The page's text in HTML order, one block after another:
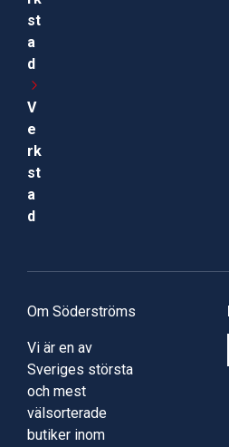
st
a
d
V
e
rk
st
a
d
Om Söderströms
Vi är en av
Sveriges största
och mest
välsorterade
butiker inom